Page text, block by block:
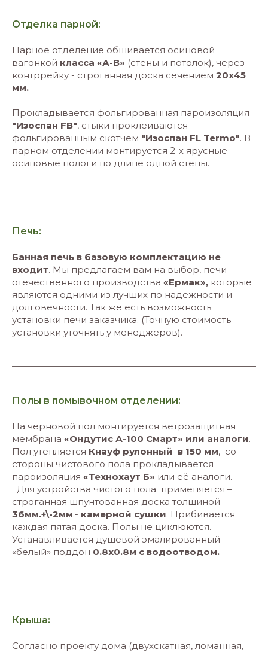
Отделка парной:
Парное отделение обшивается осиновой
вагонкой класса «А-В» (стены и потолок), через
контррейку - строганная доска сечением 20х45
мм.
Прокладывается фольгированная пароизоляция
"Изоспан FB", стыки проклеиваются
фольгированным скотчем "Изоспан FL Termo". В
парном отделении монтируется 2-х ярусные
осиновые пологи по длине одной стены.
Печь:
Банная печь в базовую комплектацию не
входит. Мы предлагаем вам на выбор, печи
отечественного производства «Ермак», которые
являются одними из лучших по надежности и
долговечности. Так же есть возможность
установки печи заказчика. (Точную стоимость
установки уточнять у менеджеров).
Полы в помывочном отделении:
На черновой пол монтируется ветрозащитная
мембрана «Ондутис А-100 Смарт» или аналоги.
Пол утепляется Кнауф рулонный в 150 мм, со
стороны чистового пола прокладывается
пароизоляция «Технохаут Б» или её аналоги.
Для устройства чистого пола применяется –
строганная шпунтованная доска толщиной
36мм.+\-2мм.- камерной сушки. Прибивается
каждая пятая доска. Полы не циклюются.
Устанавливается душевой эмалированный
«белый» поддон 0.8х0.8м с водоотводом.
Крыша:
Согласно проекту дома (двухскатная, ломанная,